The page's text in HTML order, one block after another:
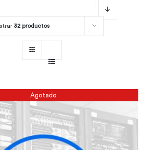
32 productos
Agotado